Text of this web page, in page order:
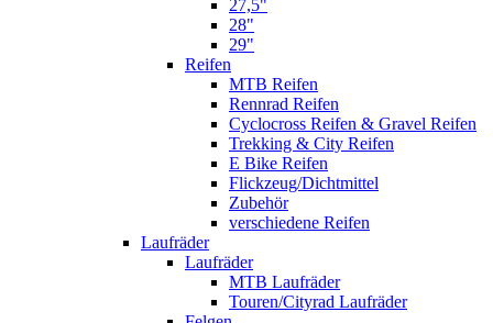
27,5"
28"
29"
Reifen
MTB Reifen
Rennrad Reifen
Cyclocross Reifen & Gravel Reifen
Trekking & City Reifen
E Bike Reifen
Flickzeug/Dichtmittel
Zubehör
verschiedene Reifen
Laufräder
Laufräder
MTB Laufräder
Touren/Cityrad Laufräder